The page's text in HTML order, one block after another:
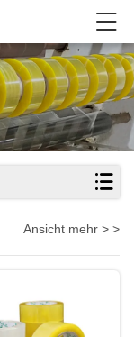
Ansicht mehr > >